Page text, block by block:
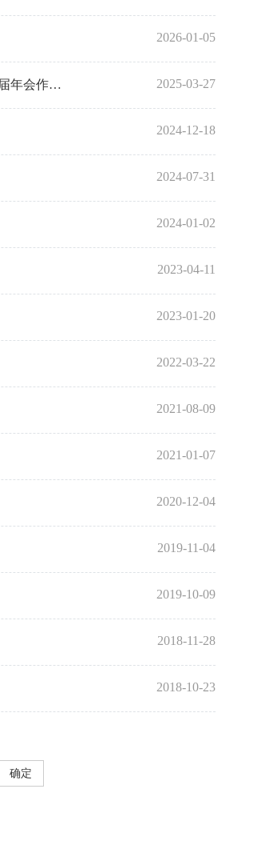
2026-01-05
2024年度“亚洲杰出科研工作者和工程师奖”获奖者姜晓滨教授，受邀在日本化学工学会90届年会作报告 2025-03-27
2024-12-18
2024-07-31
2024-01-02
2023-04-11
2023-01-20
2022-03-22
2021-08-09
2021-01-07
2020-12-04
2019-11-04
2019-10-09
2018-11-28
2018-10-23
确定